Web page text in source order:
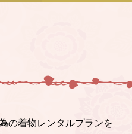
の着物レンタルプランを